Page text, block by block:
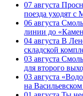
07 августа
поезда уходят с
06 августа
линии до
04 августа В
складской
03 августа
для второго
03 августа
на Васильевском